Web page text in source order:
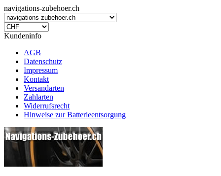
navigations-zubehoer.ch
Kundeninfo
AGB
Datenschutz
Impressum
Kontakt
Versandarten
Zahlarten
Widerrufsrecht
Hinweise zur Batterieentsorgung